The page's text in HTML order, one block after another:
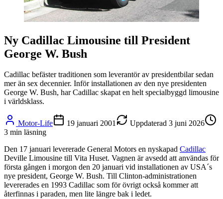
Ny Cadillac Limousine till President
George W. Bush
Cadillac befäster traditionen som leverantör av presidentbilar sedan
mer än sex decennier. Inför installationen av den nye presidenten
George W. Bush, har Cadillac skapat en helt specialbyggd limousine
i världsklass.
Motor-Life 19 januari 2001 Uppdaterad 3 juni 2026
3 min läsning
Den 17 januari levererade General Motors en nyskapad Cadillac
Deville Limousine till Vita Huset. Vagnen är avsedd att användas för
första gången i morgon den 20 januari vid installationen av USA´s
nye president, George W. Bush. Till Clinton-administrationen
levererades en 1993 Cadillac som för övrigt också kommer att
återfinnas i paraden, men lite längre bak i ledet.